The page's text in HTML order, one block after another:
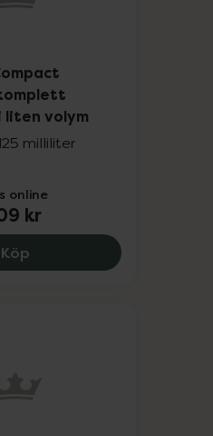
klar, fettfri, 85 kr.
volym
milliliter
online
kr
KöpNutridrink Compact